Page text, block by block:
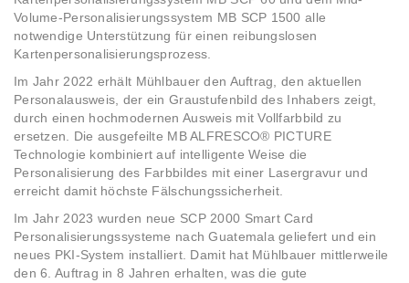
Volume-Personalisierungssystem MB SCP 1500 alle
notwendige Unterstützung für einen reibungslosen
Kartenpersonalisierungsprozess.
Im Jahr 2022 erhält Mühlbauer den Auftrag, den aktuellen
Personalausweis, der ein Graustufenbild des Inhabers zeigt,
durch einen hochmodernen Ausweis mit Vollfarbbild zu
ersetzen. Die ausgefeilte MB ALFRESCO® PICTURE
Technologie kombiniert auf intelligente Weise die
Personalisierung des Farbbildes mit einer Lasergravur und
erreicht damit höchste Fälschungssicherheit.
Im Jahr 2023 wurden neue SCP 2000 Smart Card
Personalisierungssysteme nach Guatemala geliefert und ein
neues PKI-System installiert. Damit hat Mühlbauer mittlerweile
den 6. Auftrag in 8 Jahren erhalten, was die gute